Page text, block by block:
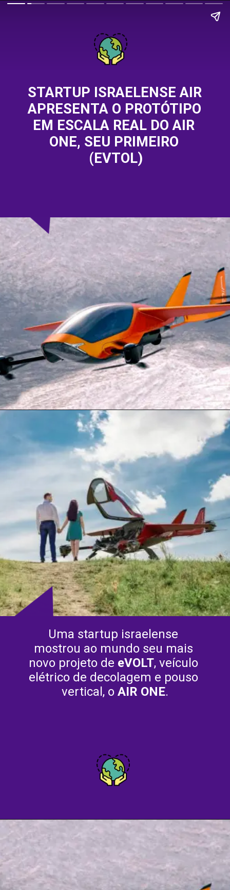
STARTUP ISRAELENSE AIR
APRESENTA O PROTÓTIPO
EM ESCALA REAL DO AIR
ONE, SEU PRIMEIRO
(EVTOL)
Uma startup israelense
mostrou ao mundo seu mais
novo projeto de eVOLT, veículo
elétrico de decolagem e pouso
vertical, o AIR ONE.